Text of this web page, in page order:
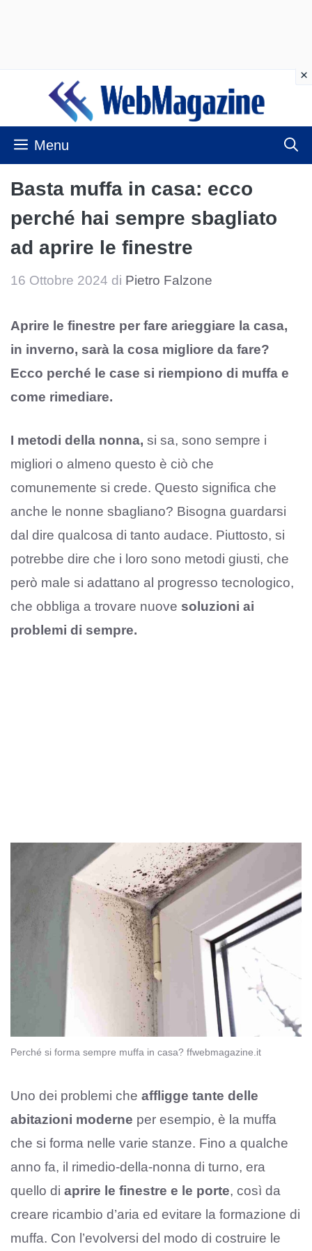
contenuto
Menu
Basta muffa in casa: ecco
perché hai sempre sbagliato
ad aprire le finestre
16 Ottobre 2024 di Pietro Falzone
Aprire le finestre per fare arieggiare la casa,
in inverno, sarà la cosa migliore da fare?
Ecco perché le case si riempiono di muffa e
come rimediare.
I metodi della nonna, si sa, sono sempre i
migliori o almeno questo è ciò che
comunemente si crede. Questo significa che
anche le nonne sbagliano? Bisogna guardarsi
dal dire qualcosa di tanto audace. Piuttosto, si
potrebbe dire che i loro sono metodi giusti, che
però male si adattano al progresso tecnologico,
che obbliga a trovare nuove soluzioni ai
problemi di sempre.
Perché si forma sempre muffa in casa? ffwebmagazine.it
Uno dei problemi che affligge tante delle
abitazioni moderne per esempio, è la muffa
che si forma nelle varie stanze. Fino a qualche
anno fa, il rimedio-della-nonna di turno, era
quello di aprire le finestre e le porte, così da
creare ricambio d’aria ed evitare la formazione di
muffa. Con l’evolversi del modo di costruire le